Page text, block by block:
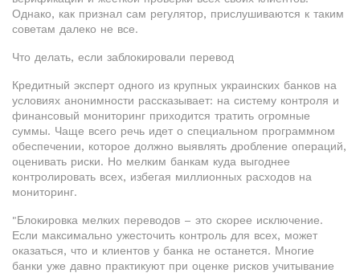
Однако, как признал сам регулятор, прислушиваются к таким
советам далеко не все.
Что делать, если заблокировали перевод
Кредитный эксперт одного из крупных украинских банков на
условиях анонимности рассказывает: на систему контроля и
финансовый мониторинг приходится тратить огромные
суммы. Чаще всего речь идет о специальном программном
обеспечении, которое должно выявлять дробление операций,
оценивать риски. Но мелким банкам куда выгоднее
контролировать всех, избегая миллионных расходов на
мониторинг.
"Блокировка мелких переводов – это скорее исключение.
Если максимально ужесточить контроль для всех, может
оказаться, что и клиентов у банка не останется. Многие
банки уже давно практикуют при оценке рисков учитывание